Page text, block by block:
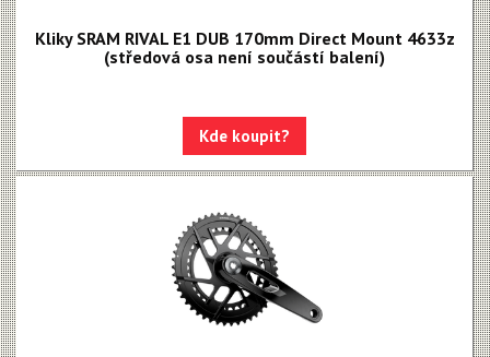
Kliky SRAM RIVAL E1 DUB 170mm Direct Mount 4633z
(středová osa není součástí balení)
Kde koupit?